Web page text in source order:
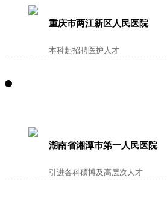
重庆市两江新区人民医院
本科起招聘医护人才
湖南省湘潭市第一人民医院
引进各科硕博及高层次人才